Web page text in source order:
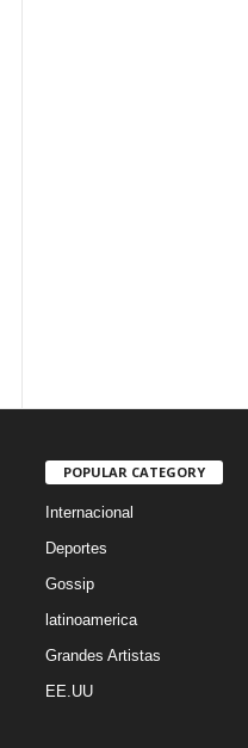
POPULAR CATEGORY
Internacional
Deportes
Gossip
latinoamerica
Grandes Artistas
EE.UU